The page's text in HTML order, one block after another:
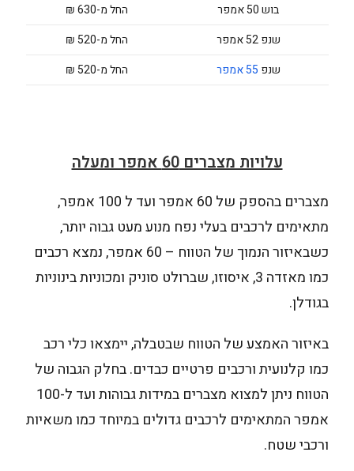
בוש 50 אמפר
החל מ-630 ₪
שנפ 52 אמפר
החל מ-520 ₪
שנפ 55 אמפר החל מ-520 ₪
עלויות מצברים 60 אמפר ומעלה
מצברים בהספק של 60 אמפר ועד ל 100 אמפר,
מתאימים לרכבים בעלי נפח מנוע מעט גבוה יותר,
כשבאיזור הנמוך של הטווח – 60 אמפר, נמצא רכבים
כמו מאזדה 3, איסוזו, שברולט סוניק ומכוניות בינוניות
בגודלן.
באיזור האמצע של הטווח שבטבלה, יימצאו כלי רכב
כמו קלנועית ורכבים פרטיים כבדים. בחלק הגבוה של
הטווח ניתן למצוא מצברים במידות גבוהות ועד ל-100
אמפר המתאימים לרכבים גדולים במיוחד כמו משאיות
ורכבי שטח.